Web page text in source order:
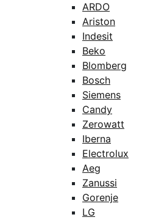
ARDO
Ariston
Indesit
Beko
Blomberg
Bosch
Siemens
Candy
Zerowatt
Iberna
Electrolux
Aeg
Zanussi
Gorenje
LG